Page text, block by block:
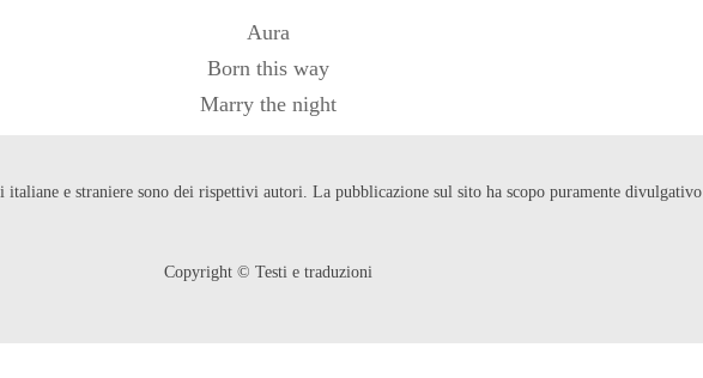
Aura
Born this way
Marry the night
e straniere sono dei rispettivi autori. La pubblicazione sul sito ha scopo puramente divulgativo
Copyright © Testi e traduzioni